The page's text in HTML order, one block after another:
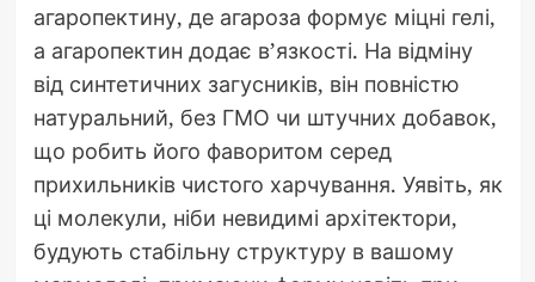
агаропектину, де агароза формує міцні гелі,
а агаропектин додає в’язкості. На відміну
від синтетичних загусників, він повністю
натуральний, без ГМО чи штучних добавок,
що робить його фаворитом серед
прихильників чистого харчування. Уявіть, як
ці молекули, ніби невидимі архітектори,
будують стабільну структуру в вашому